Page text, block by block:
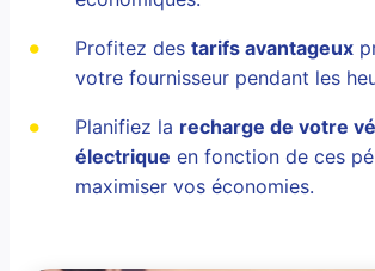
Profitez des tarifs avantageux
votre fournisseur pendant les
Planifiez la recharge de votre
électrique en fonction de ces
maximiser vos économies.